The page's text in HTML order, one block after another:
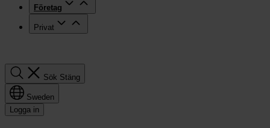
Företag
Privat
Sök Stäng
Sweden
Logga in